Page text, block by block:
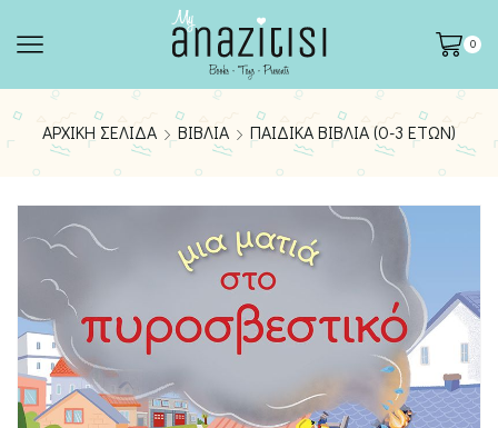
0
ΑΡΧΙΚΉ ΣΕΛΊΔΑ ΒΙΒΛΊΑ ΠΑΙΔΙΚΆ ΒΙΒΛΊΑ (0-3 ΕΤΏΝ)